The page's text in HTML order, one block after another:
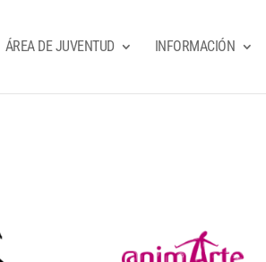
ÁREA DE JUVENTUD INFORMACIÓN